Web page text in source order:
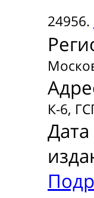
24956.
К-6,